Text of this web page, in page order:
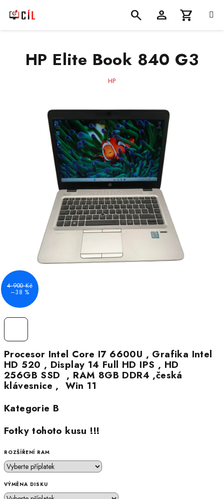
košík
Procesor Intel Core I7 6600U , Grafika Intel
HD 520 , Display 14 Full HD IPS , HD
256GB SSD , RAM 8GB DDR4 ,česká
klávesnice , Win 11
Kategorie B
Fotky tohoto kusu !!!
ROZŠÍŘENÍ RAM
VÝMĚNA DISKU
HP Elite Book 840 G3
HP
4 900 Kč
–38 %